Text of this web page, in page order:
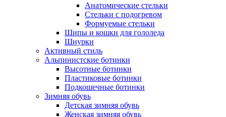
Анатомические стельки
Стельки с подогревом
Формуемые стельки
Шипы и кошки для гололеда
Шнурки
Активный стиль
Альпинистские ботинки
Высотные ботинки
Пластиковые ботинки
Подкошечные ботинки
Зимняя обувь
Детская зимняя обувь
Женская зимняя обувь